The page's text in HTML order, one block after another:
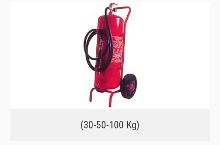
(30-50-100 Kg)